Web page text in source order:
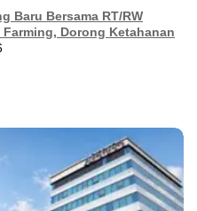
Baru Bersama RT/RW
Dorong Ketahanan